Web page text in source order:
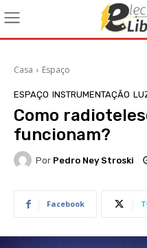
Casa Espaço
ESPAÇO INSTRUMENTAÇÃO
Como
funcionam?
Por Pedro Ney Stroski
Facebook